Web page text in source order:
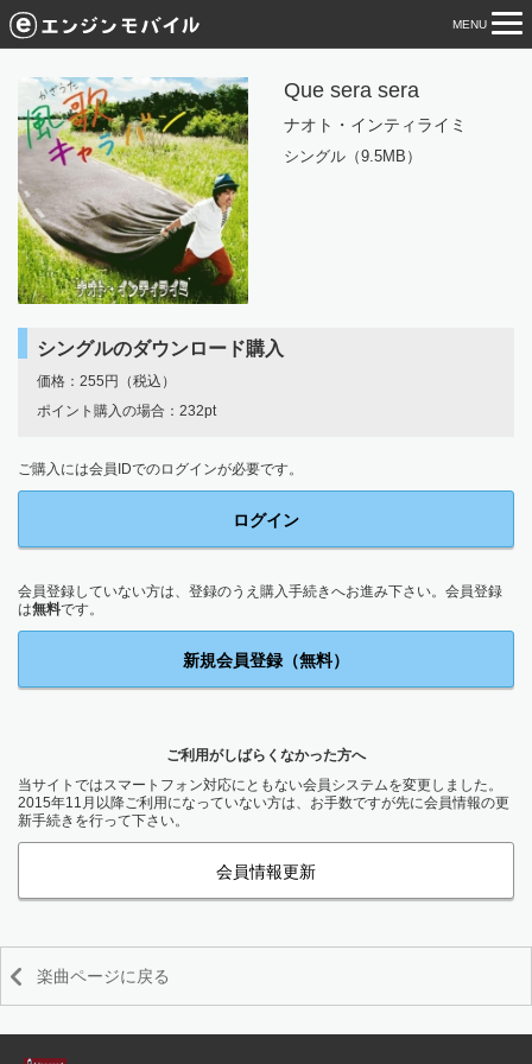
MENU
Que sera sera
ナオト・インティライミ
シングル（9.5MB）
シングルのダウンロード購入
価格：255円（税込）
ポイント購入の場合：232pt
ご購入には会員IDでのログインが必要です。
ログイン
会員登録していない方は、登録のうえ購入手続きへお進み下さい。会員登録
は無料です。
新規会員登録（無料）
ご利用がしばらくなかった方へ
当サイトではスマートフォン対応にともない会員システムを変更しました。
2015年11月以降ご利用になっていない方は、お手数ですが先に会員情報の更
新手続きを行って下さい。
会員情報更新
楽曲ページに戻る